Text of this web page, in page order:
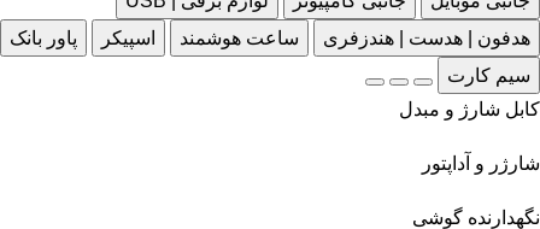
هدفون | هدست | هندزفری
ساعت هوشمند اسپیکر
پاور بانک
سیم کارت
کابل شارژ و مبدل
شارژر و آداپتور
نگهدارنده گوشی